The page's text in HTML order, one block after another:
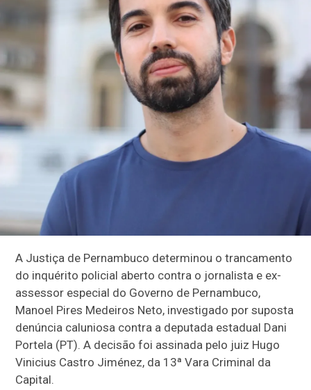
A Justiça de Pernambuco determinou o trancamento
do inquérito policial aberto contra o jornalista e ex-
assessor especial do Governo de Pernambuco,
Manoel Pires Medeiros Neto, investigado por suposta
denúncia caluniosa contra a deputada estadual Dani
Portela (PT). A decisão foi assinada pelo juiz Hugo
Vinicius Castro Jiménez, da 13ª Vara Criminal da
Capital.